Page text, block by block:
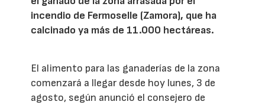
incendio de Fermoselle (Zamora), que ha
calcinado ya más de 11.000 hectáreas.
El alimento para las ganaderías de la zona
comenzará a llegar desde hoy lunes, 3 de
agosto, según anunció el consejero de